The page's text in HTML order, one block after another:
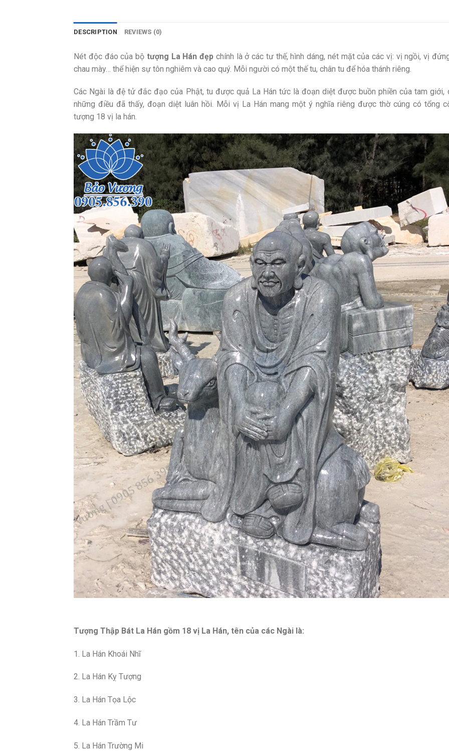
DESCRIPTION REVIEWS (0)
Nét độc đáo của bộ tượng La Hán đẹp chính là ở các tư thế, hình dáng, nét mặt của các vị: vị ngồi, vị
chau mày… thể hiện sự tôn nghiêm và cao quý. Mỗi người có một thế tu, chân tu để hóa thánh riêng.
Các Ngài là đệ tử đắc đạo của Phật, tu được quả La Hán tức là đoạn diệt được buồn phiền của tam giới,
những điều đã thấy, đoạn diệt luân hồi. Mỗi vị La Hán mang một ý nghĩa riêng được thờ cúng có tổng
tượng 18 vị la hán.
Tượng Thập Bát La Hán gồm 18 vị La Hán, tên của các Ngài là:
1. La Hán Khoái Nhĩ
2. La Hán Kỵ Tượng
3. La Hán Tọa Lộc
4. La Hán Trầm Tư
5. La Hán Trường Mi